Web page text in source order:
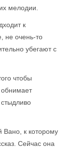
мелодии.
к
не очень-то
убегают с
чтобы
Вано, к которому
Сейчас она